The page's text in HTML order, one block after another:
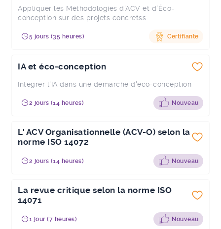
Appliquer les Méthodologies d'ACV et d'Éco-
conception sur des projets concretss
5 jours (35 heures) Certifiante
IA et éco-conception
Intégrer l'IA dans une démarche d'éco-conception
2 jours (14 heures) Nouveau
L' ACV Organisationnelle (ACV-O) selon la
norme ISO 14072
2 jours (14 heures) Nouveau
La revue critique selon la norme ISO
14071
1 jour (7 heures) Nouveau